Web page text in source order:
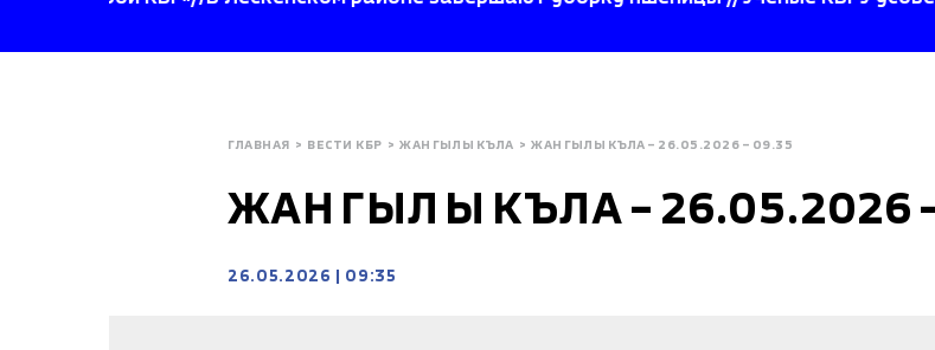
ГЛАВНАЯ > ВЕСТИ КБР > ЖАНГЫЛЫКЪЛА > ЖАНГЫЛЫКЪЛА – 26.05.2026 – 09.35
ЖАНГЫЛЫКЪЛА – 26.05.2026
26.05.2026 09:35